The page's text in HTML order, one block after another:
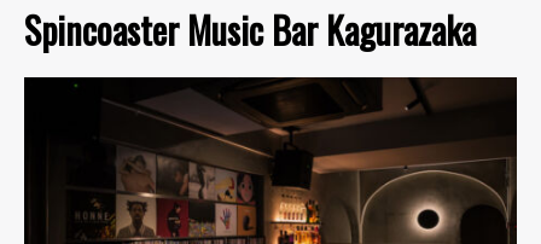
Spincoaster Music Bar Kagurazaka